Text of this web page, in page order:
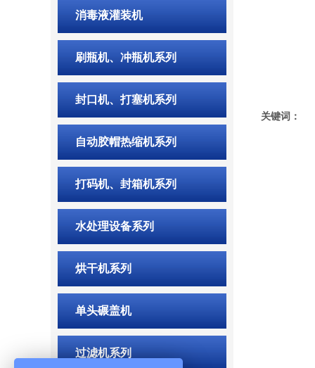
消毒液灌装机
刷瓶机、冲瓶机系列
封口机、打塞机系列
自动胶帽热缩机系列
打码机、封箱机系列
水处理设备系列
烘干机系列
单头碾盖机
过滤机系列
关键词：